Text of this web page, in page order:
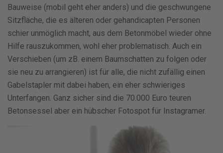
Bauweise (mobil geht eher anders) und die geschwungene
Sitzfläche, die es älteren oder gehandicapten Personen
schier unmöglich macht, aus dem Betonmöbel wieder ohne
Hilfe rauszukommen, wohl eher problematisch. Auch ein
Verschieben (um zB. einem Baumschatten zu folgen oder
sie neu zu arrangieren) ist für alle, die nicht zufällig einen
Gabelstapler mit dabei haben, ein eher schwieriges
Unterfangen. Ganz sicher sind die 70.000 Euro teuren
Betonsessel aber ein hübscher Fotospot für Instagramer.